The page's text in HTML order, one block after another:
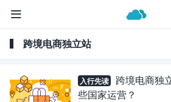
跨境电商独立站
入行先读
跨境电商独
些国家运营？